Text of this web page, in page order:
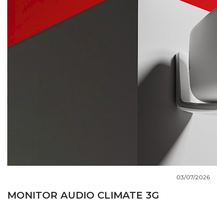
COUPS DE COEUR
DOSSIERS
MONITOR AUDIO CLIMATE 3G
03/07/2026